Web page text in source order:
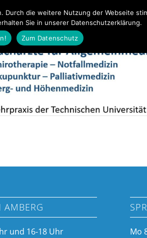
Leistungen Team Notfall
AMBERG
und 16-18 Uhr
Mo
die weitere Nutzung der Webseite
Sie in unserer Datenschutzerklärung.
Zum Datenschutz